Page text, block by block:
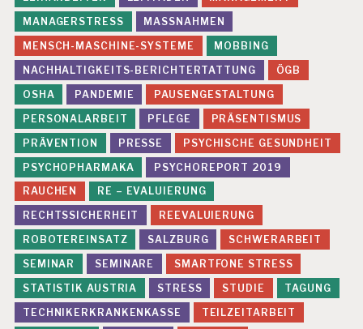
MANAGERSTRESS
MASSNAHMEN
MENSCH-MASCHINE-SYSTEME
MOBBING
NACHHALTIGKEITS-BERICHTERTATTUNG
ÖGB
OSHA
PANDEMIE
PAUSENGESTALTUNG
PERSONALARBEIT
PFLEGE
PRÄSENTISMUS
PRÄVENTION
PRESSE
PSYCHISCHE GESUNDHEIT
PSYCHOPHARMAKA
PSYCHOREPORT 2019
RAUCHEN
RE – EVALUIERUNG
RECHTSSICHERHEIT
REEVALUIERUNG
ROBOTEREINSATZ
SALZBURG
SCHWERARBEIT
SEMINAR
SEMINARE
SMARTFONE STRESS
STATISTIK AUSTRIA
STRESS STUDIE
TAGUNG
TECHNIKERKRANKENKASSE
TEILZEITARBEIT